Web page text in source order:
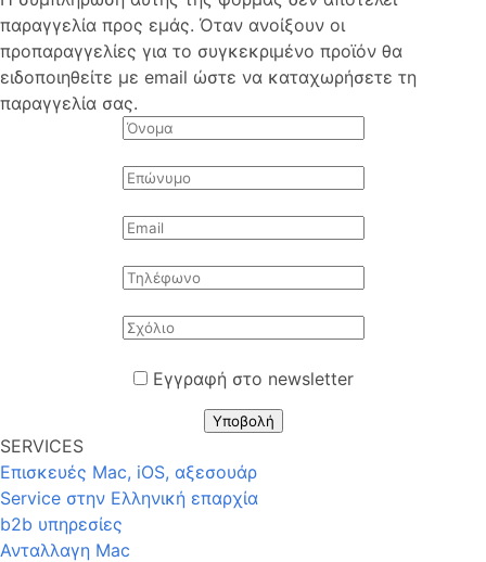
παραγγελία προς εμάς. Όταν ανοίξουν οι
προπαραγγελίες για το συγκεκριμένο προϊόν θα
ειδοποιηθείτε με email ώστε να καταχωρήσετε τη
παραγγελία σας.
Εγγραφή στο newsletter
Υποβολή
SERVICES
Επισκευές Mac, iOS, αξεσουάρ
Service στην Eλληνική επαρχία
b2b υπηρεσίες
Ανταλλαγη Mac